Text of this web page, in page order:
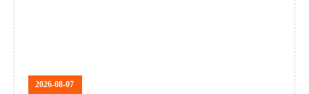
2026-08-07